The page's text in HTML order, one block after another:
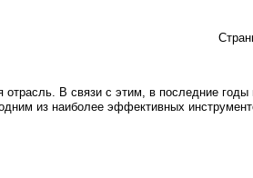
отрасль. В связи с этим, в последние
из наиболее эффективных